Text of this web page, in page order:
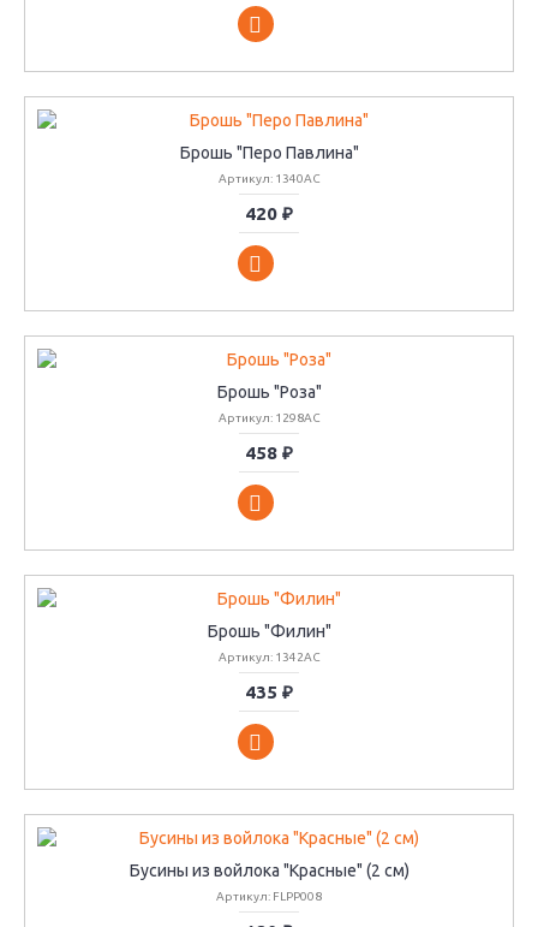
Брошь "Перо Павлина"
Артикул: 1340АС
420 ₽
Брошь "Роза"
Артикул: 1298АС
458 ₽
Брошь "Филин"
Артикул: 1342АС
435 ₽
Бусины из войлока "Красные" (2 см)
Артикул: FLPP008